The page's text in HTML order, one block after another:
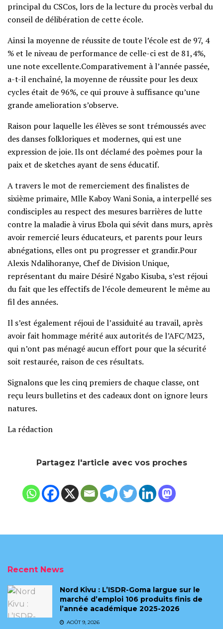
principal du CSCos, lors de la lecture du procès verbal du
conseil de délibération de cette école.
Ainsi la moyenne de réussite de toute l’école est de 97, 4
% et le niveau de performance de celle-ci est de 81,4%,
une note excellente.Comparativement à l’année passée,
a-t-il enchaîné, la moyenne de réussite pour les deux
cycles était de 96%, ce qui prouve à suffisance qu’une
grande amelioration s’observe.
Raison pour laquelle les élèves se sont trémoussés avec
des danses folkloriques et modernes, qui est une
expression de joie. Ils ont déclamé des poèmes pour la
paix et de sketches ayant de sens éducatif.
A travers le mot de remerciement des finalistes de
sixième primaire, Mlle Kaboy Wani Sonia, a interpellé ses
condisciples au respect des mesures barrières de lutte
contre la maladie à virus Ebola qui sévit dans murs, après
avoir remercié leurs éducateurs, et parents pour leurs
abnégations, elles ont pu progresser et grandir.Pour
Alexis Ndalihoranye, Chef de Division Unique,
représentant du maire Désiré Ngabo Kisuba, s’est réjoui
du fait que les effectifs de l’école demeurent le même au
fil des années.
Il s’est également réjoui de l’assiduité au travail, après
avoir fait hommage mérité aux autorités de l’AFC/M23,
qui n’ont pas ménagé aucun effort pour que la sécurité
soit restaurée, raison de ces résultats.
Signalons que les cinq premiers de chaque classe, ont
reçu leurs bulletins et des cadeaux dont on ignore leurs
natures.
La rédaction
Partagez l'article avec vos proches
Recent News
Nord Kivu : L’ISDR-Goma largue sur le
marché d’emploi 106 produits finis de
l’année académique 2025-2026
AOÛT 9, 2026